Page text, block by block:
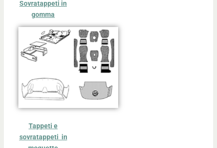
Sovratappeti in
gomma
Tappeti e
sovratappeti in